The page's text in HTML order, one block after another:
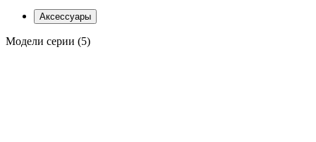
Аксессуары
Модели серии (5)